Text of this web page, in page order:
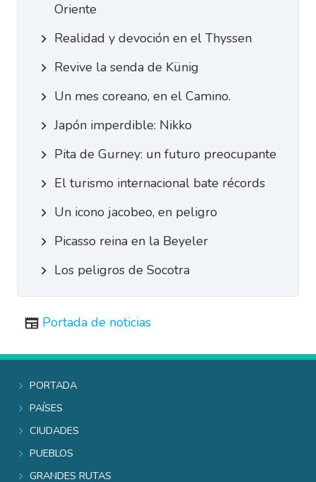
Oriente
Realidad y devoción en el Thyssen
Revive la senda de Künig
Un mes coreano, en el Camino.
Japón imperdible: Nikko
Pita de Gurney: un futuro preocupante
El turismo internacional bate récords
Un icono jacobeo, en peligro
Picasso reina en la Beyeler
Los peligros de Socotra
Portada de noticias
Portada
Países
Ciudades
Pueblos
Grandes rutas